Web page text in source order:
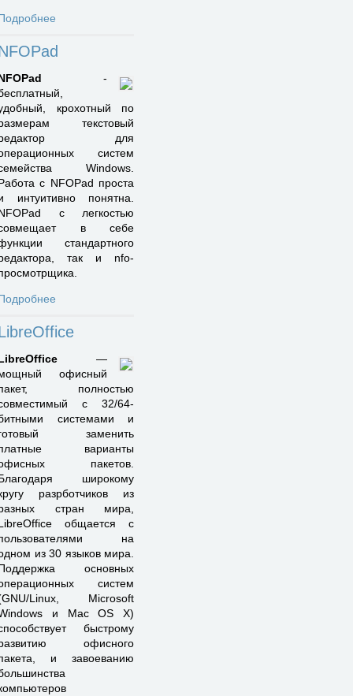
-
крохотный по
текстовый
для
систем
Windows.
с NFOPad проста
интуитивно понятна.
с легкостью
в себе
стандартного
так и nfo-
—
офисный
полностью
с 32/64-
системами и
заменить
варианты
пакетов.
широкому
разрботчиков из
стран мира,
общается с
на
из 30 языков мира.
основных
систем
Linux, Microsoft
и Mac OS X)
быстрому
офисного
и завоеванию